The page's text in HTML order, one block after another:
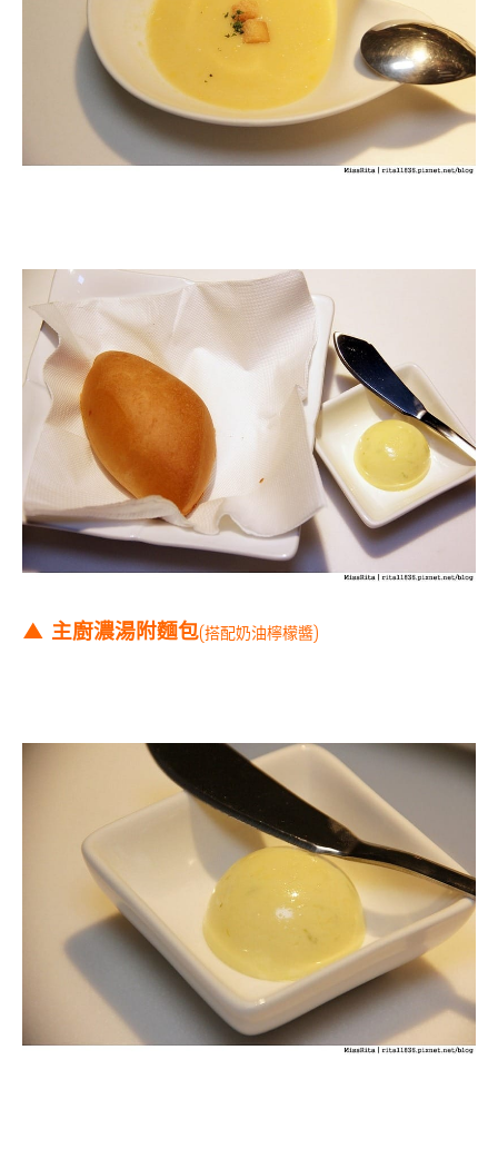
▲ 主廚濃湯附麵包(搭配奶油檸檬醬)